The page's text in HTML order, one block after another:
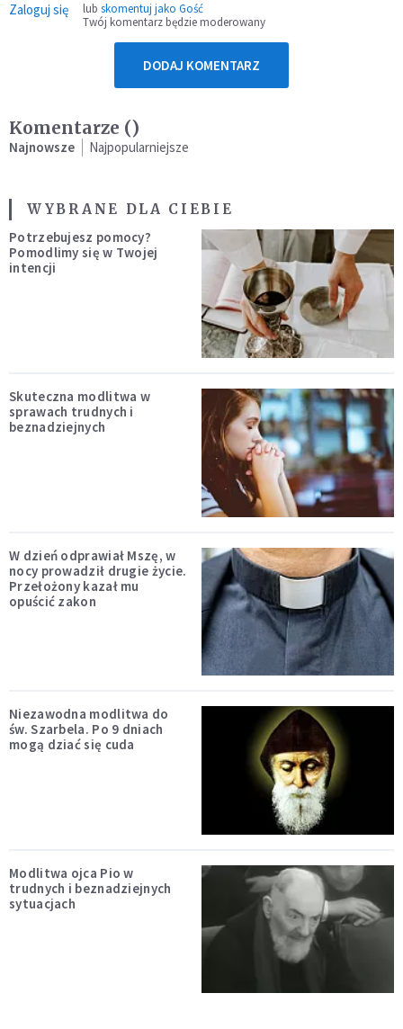
Zaloguj się lub skomentuj jako Gość
Twój komentarz będzie moderowany
DODAJ KOMENTARZ
Komentarze ()
Najnowsze Najpopularniejsze
WYBRANE DLA CIEBIE
Potrzebujesz pomocy?
Pomodlimy się w Twojej
intencji
Skuteczna modlitwa w
sprawach trudnych i
beznadziejnych
W dzień odprawiał Mszę, w
nocy prowadził drugie życie.
Przełożony kazał mu
opuścić zakon
Niezawodna modlitwa do
św. Szarbela. Po 9 dniach
mogą dziać się cuda
Modlitwa ojca Pio w
trudnych i beznadziejnych
sytuacjach